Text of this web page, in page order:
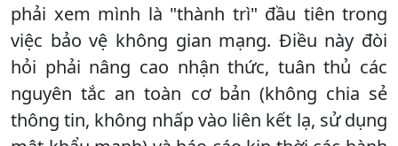
phải xem mình là "thành trì" đầu tiên trong
việc bảo vệ không gian mạng. Điều này đòi
hỏi phải nâng cao nhận thức, tuân thủ các
nguyên tắc an toàn cơ bản (không chia sẻ
thông tin, không nhấp vào liên kết lạ, sử dụng